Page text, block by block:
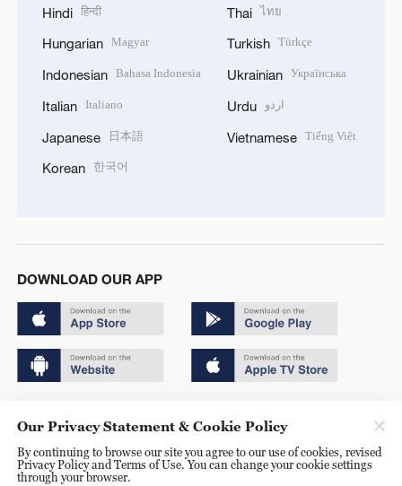
Hindi हिन्दी
Hungarian Magyar
Indonesian Bahasa Indonesia
Italian Italiano
Japanese 日本語
Korean 한국어
Thai ไทย
Turkish Türkçe
Ukrainian Українська
Urdu اردو
Vietnamese Tiếng Việt
DOWNLOAD OUR APP
京公网安备 11010502050052号
Our Privacy Statement & Cookie Policy
By continuing to browse our site you agree to our use of cookies, revised
Privacy Policy and Terms of Use. You can change your cookie settings
through your browser.